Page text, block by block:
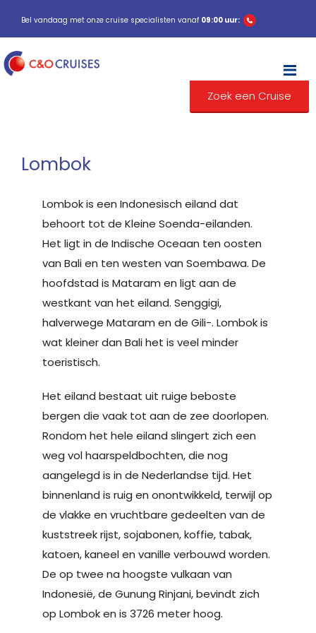
Bel vandaag met onze cruise specialisten vanaf 09:00 uur:
Zoek een Cruise
Lombok
Lombok is een Indonesisch eiland dat
behoort tot de Kleine Soenda-eilanden.
Het ligt in de Indische Oceaan ten oosten
van Bali en ten westen van Soembawa. De
hoofdstad is Mataram en ligt aan de
westkant van het eiland. Senggigi,
halverwege Mataram en de Gili-. Lombok is
wat kleiner dan Bali het is veel minder
toeristisch.
Het eiland bestaat uit ruige beboste
bergen die vaak tot aan de zee doorlopen.
Rondom het hele eiland slingert zich een
weg vol haarspeldbochten, die nog
aangelegd is in de Nederlandse tijd. Het
binnenland is ruig en onontwikkeld, terwijl op
de vlakke en vruchtbare gedeelten van de
kuststreek rijst, sojabonen, koffie, tabak,
katoen, kaneel en vanille verbouwd worden.
De op twee na hoogste vulkaan van
Indonesië, de Gunung Rinjani, bevindt zich
op Lombok en is 3726 meter hoog.